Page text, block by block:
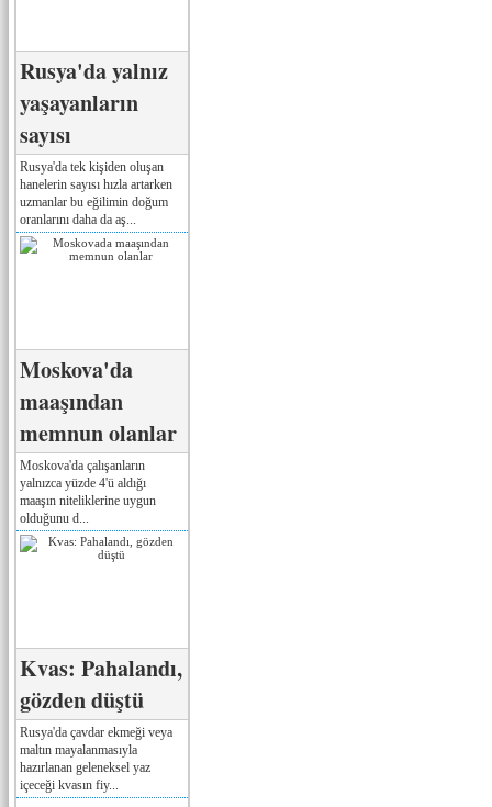
Rusya'da yalnız
yaşayanların
sayısı
Rusya'da tek kişiden oluşan
hanelerin sayısı hızla artarken
uzmanlar bu eğilimin doğum
oranlarını daha da aş...
Moskova'da
maaşından
memnun olanlar
Moskova'da çalışanların
yalnızca yüzde 4'ü aldığı
maaşın niteliklerine uygun
olduğunu d...
Kvas: Pahalandı,
gözden düştü
Rusya'da çavdar ekmeği veya
maltın mayalanmasıyla
hazırlanan geleneksel yaz
içeceği kvasın fiy...